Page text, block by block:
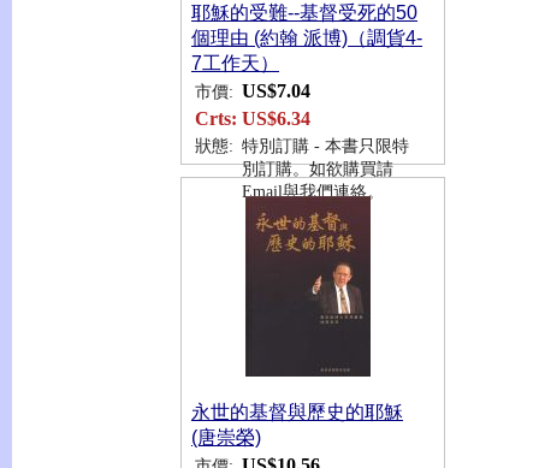
耶穌的受難--基督受死的50
個理由 (約翰 派博)（調貨4-
7工作天）
市價: US$7.04
Crts: US$6.34
狀態: 特別訂購 - 本書只限特
別訂購。如欲購買請
Email與我們連絡。
永世的基督與歷史的耶穌
(唐崇榮)